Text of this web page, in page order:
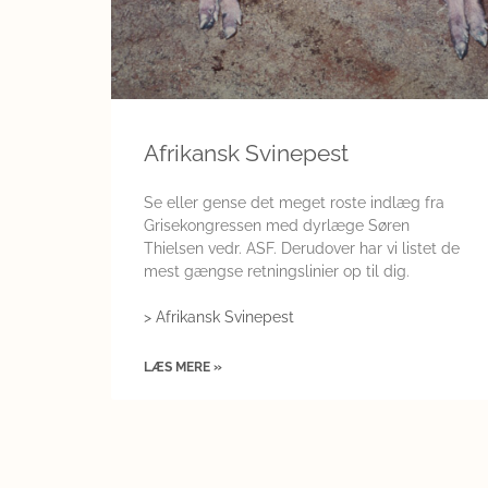
Afrikansk Svinepest
Se eller gense det meget roste indlæg fra
Grisekongressen med dyrlæge Søren
Thielsen vedr. ASF. Derudover har vi listet de
mest gængse retningslinier op til dig.
> Afrikansk Svinepest
LÆS MERE »